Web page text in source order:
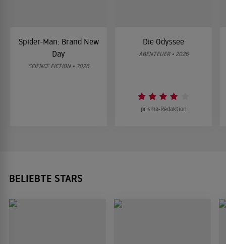
Spider-Man: Brand New
Day
SCIENCE FICTION • 2026
Die Odyssee
ABENTEUER • 2026
prisma-Redaktion
BELIEBTE STARS